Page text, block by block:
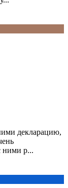
декларацию,
ними р...